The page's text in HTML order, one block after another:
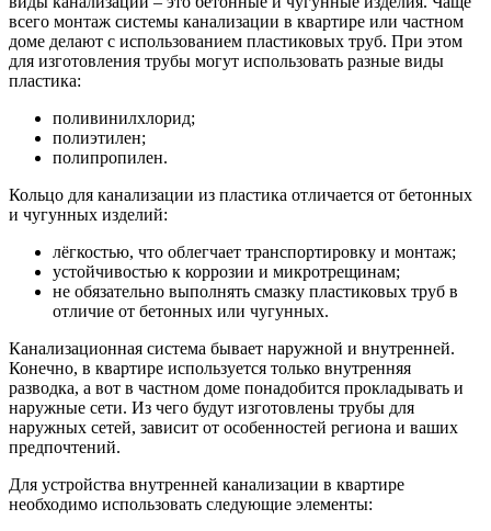
всего монтаж системы канализации в квартире или частном
доме делают с использованием пластиковых труб. При этом
для изготовления трубы могут использовать разные виды
пластика:
поливинилхлорид;
полиэтилен;
полипропилен.
Кольцо для канализации из пластика отличается от бетонных
и чугунных изделий:
лёгкостью, что облегчает транспортировку и монтаж;
устойчивостью к коррозии и микротрещинам;
не обязательно выполнять смазку пластиковых труб в
отличие от бетонных или чугунных.
Канализационная система бывает наружной и внутренней.
Конечно, в квартире используется только внутренняя
разводка, а вот в частном доме понадобится прокладывать и
наружные сети. Из чего будут изготовлены трубы для
наружных сетей, зависит от особенностей региона и ваших
предпочтений.
Для устройства внутренней канализации в квартире
необходимо использовать следующие элементы: